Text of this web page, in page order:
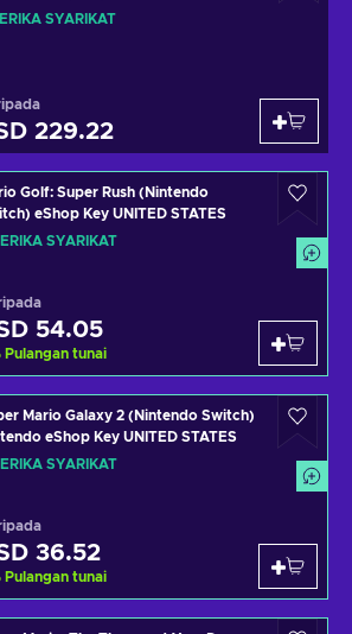
SYARIKAT
229.22
Golf: Super Rush (Nintendo
eShop Key UNITED STATES
SYARIKAT
54.05
Pulangan tunai
Mario Galaxy 2 (Nintendo Switch)
eShop Key UNITED STATES
SYARIKAT
36.52
Pulangan tunai